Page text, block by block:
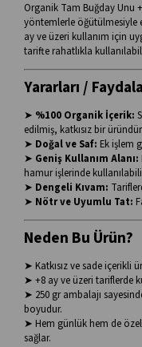
Organik Tam Buğday Unu
yöntemlerle öğütülmesiyle
ay ve üzeri kullanım için
tarifte rahatlıkla
Yararları /
➤ %100 Organik İçerik:
edilmiş, katkısız bir üründür.
➤ Doğal ve Saf: Ek işlem
➤ Geniş Kullanım Alanı:
hamur işlerinde
➤ Dengeli Kıvam:
➤ Nötr ve Uyumlu Tat:
Neden Bu Ürün?
➤ Katkısız ve sade içerikli
➤ +8 ay ve üzeri tariflerde
➤ 250 gr ambalajı
boyudur.
➤ Hem günlük hem de özel
sağlar.